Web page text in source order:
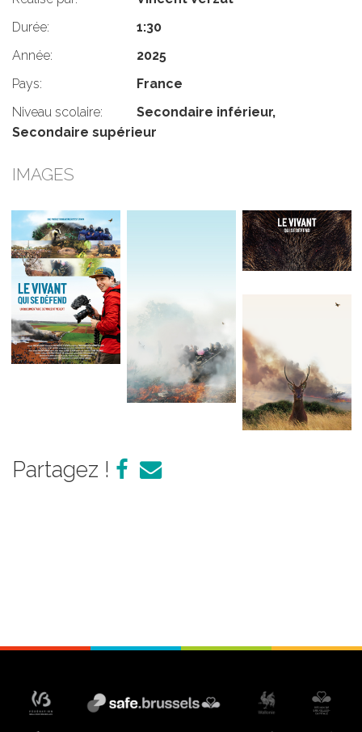
Durée:
1:30
Année:
2025
Pays:
France
Niveau scolaire:
Secondaire inférieur,
Secondaire supérieur
IMAGES
Partagez !